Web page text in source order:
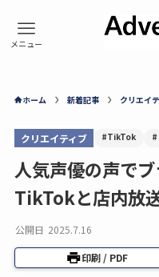
ホーム 新着記事 クリエイ
クリエイティブ #TikTok #
人気声優の声で
TikTokと店内放
公開日 2025.7.16
印刷 / PDF